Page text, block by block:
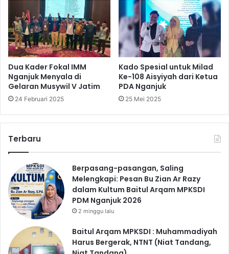
Dua Kader Fokal IMM
Nganjuk Menyala di
Gelaran Musywil V Jatim
24 Februari 2025
Kado Spesial untuk Milad
Ke-108 Aisyiyah dari Ketua
PDA Nganjuk
25 Mei 2025
Terbaru
Berpasang-pasangan, Saling
Melengkapi: Pesan Bu Zian Ar Razy
dalam Kultum Baitul Arqam MPKSDI
PDM Nganjuk 2026
2 minggu lalu
Baitul Arqam MPKSDI : Muhammadiyah
Harus Bergerak, NTNT (Niat Tandang,